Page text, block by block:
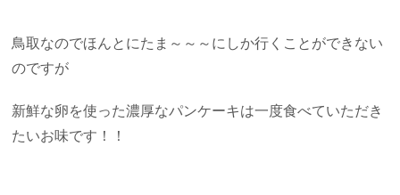
鳥取なのでほんとにたま～～～にしか行くことができない
のですが
新鮮な卵を使った濃厚なパンケーキは一度食べていただき
たいお味です！！